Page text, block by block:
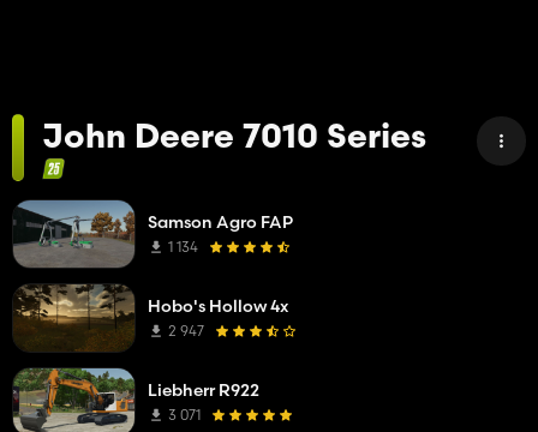
John Deere 7010 Series
Samson Agro FAP
1 134
Hobo's Hollow 4x
2 947
Liebherr R922
3 071